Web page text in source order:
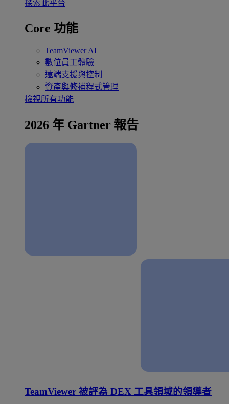
探索此平台
Core 功能
TeamViewer AI
數位員工體驗
遠端支援與控制
資產與修補程式管理
檢視所有功能
2026 年 Gartner 報告
TeamViewer 被評為 DEX 工具領域的領導者